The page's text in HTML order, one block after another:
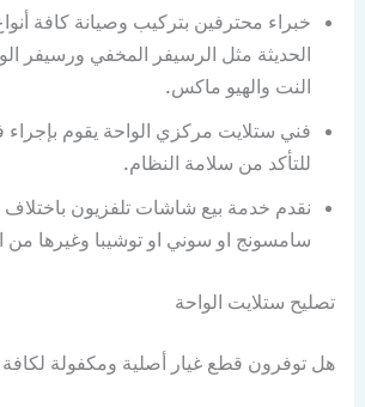
خبراء محترفين بتركيب وصيانة كافة
الحديثة مثل الرسيفر المخفي ورسيفر
النت والهيو ماكس.
فني ستلايت مركزي الواحة يقوم
للتأكد من سلامة النظام.
نقدم خدمة بيع شاشات تلفزيون باختلاف
سامسونج او سوني او توشيبا وغيرها من
تصليح ستلايت الواحة
هل توفرون قطع غيار أصلية ومكفولة لكافة